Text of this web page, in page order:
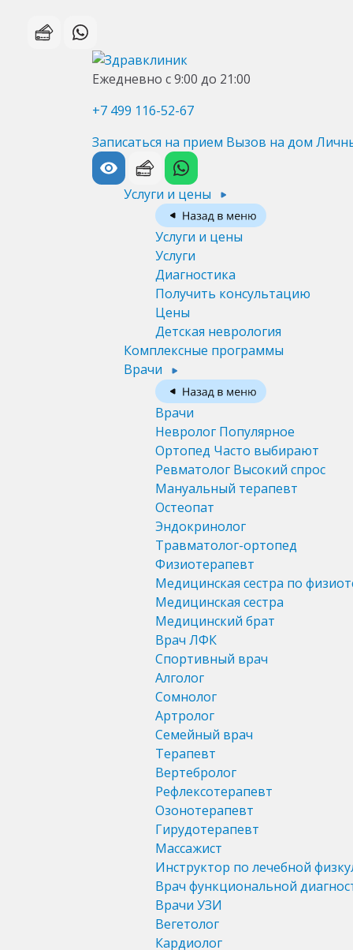
Ежедневно с 9:00 до 21:00
+7 499 116-52-67
Записаться на прием Вызов на дом
Услуги и цены
Услуги и цены
Услуги
Диагностика
Получить консультацию
Цены
Детская неврология
Комплексные программы
Врачи
Врачи
Невролог Популярное
Ортопед Часто выбирают
Ревматолог Высокий спрос
Мануальный терапевт
Остеопат
Эндокринолог
Травматолог-ортопед
Физиотерапевт
Медицинская сестра по
Медицинская сестра
Медицинский брат
Врач ЛФК
Спортивный врач
Алголог
Сомнолог
Артролог
Семейный врач
Терапевт
Вертебролог
Рефлексотерапевт
Озонотерапевт
Гирудотерапевт
Массажист
Инструктор по лечебной
Врач функциональной
Врачи УЗИ
Вегетолог
Кардиолог